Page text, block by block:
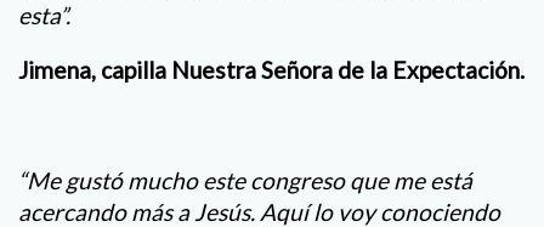
esta”.
Jimena, capilla Nuestra Señora de la Expectación.
“Me gustó mucho este congreso que me está
acercando más a Jesús. Aquí lo voy conociendo